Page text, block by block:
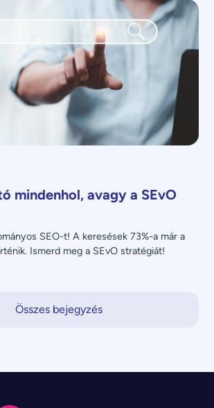
mindenhol, avagy a SEvO
SEO-t! A keresések 73%-a már a
Ismerd meg a SEvO stratégiát!
Összes bejegyzés